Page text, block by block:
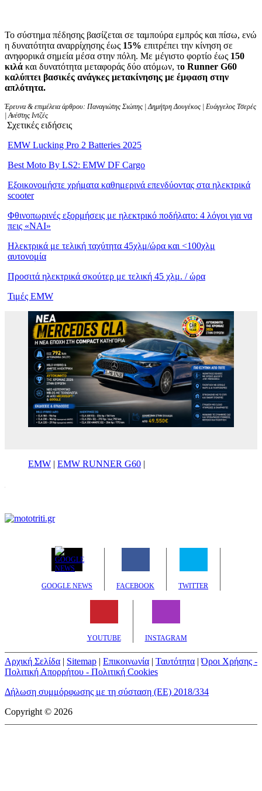
Το σύστημα πέδησης βασίζεται σε ταμπούρα εμπρός και πίσω, ενώ
η δυνατότητα αναρρίχησης έως 15% επιτρέπει την κίνηση σε
ανηφορικά σημεία μέσα στην πόλη. Με μέγιστο φορτίο έως 150
κιλά και δυνατότητα μεταφοράς δύο ατόμων, το Runner G60
καλύπτει βασικές ανάγκες μετακίνησης με έμφαση στην
απλότητα.
Έρευνα & επιμέλεια άρθρου: Παναγιώτης Σιώπης | Δημήτρη Δουγέκος | Ευάγγελος Τσερές
| Ανέστης Ιντζές
Σχετικές ειδήσεις
EMW Lucking Pro 2 Batteries 2025
Best Moto By LS2: EMW DF Cargo
Εξοικονομήστε χρήματα καθημερινά επενδύοντας στα ηλεκτρικά
scooter
Φθινοπωρινές εξορμήσεις με ηλεκτρικό ποδήλατο: 4 λόγοι για να
πεις «ΝΑΙ»
Ηλεκτρικά με τελική ταχύτητα 45χλμ/ώρα και <100χλμ
αυτονομία
Προσιτά ηλεκτρικά σκούτερ με τελική 45 χλμ. / ώρα
Τιμές EMW
EMW | EMW RUNNER G60 |
GOOGLE NEWS FACEBOOK TWITTER
YOUTUBE INSTAGRAM
Αρχική Σελίδα | Sitemap | Επικοινωνία | Ταυτότητα |Όροι Χρήσης -
Πολιτική Απορρήτου - Πολιτική Cookies
Δήλωση συμμόρφωσης με τη σύσταση (ΕΕ) 2018/334
Copyright © 2026